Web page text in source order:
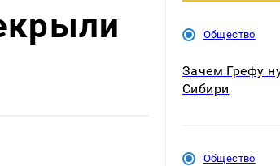
Общество
Зачем Грефу
Сибири
Общество